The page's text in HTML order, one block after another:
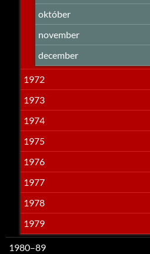
október
november
december
1972
1973
1974
1975
1976
1977
1978
1979
1980–89